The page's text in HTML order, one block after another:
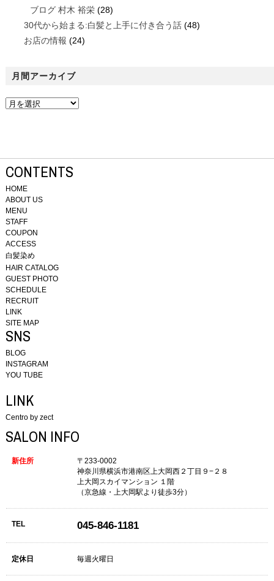
ブログ 村木 裕栄(28)
30代から始まる:白髪と上手に付き合う話(48)
お店の情報 (24)
月間アーカイブ
CONTENTS
HOME
ABOUT US
MENU
STAFF
COUPON
ACCESS
白髪染め
HAIR CATALOG
GUEST PHOTO
SCHEDULE
RECRUIT
LINK
SITE MAP
SNS
BLOG
INSTAGRAM
YOU TUBE
LINK
Centro by zect
SALON INFO
新住所
〒233-0002
神奈川県横浜市港南区上大岡西２丁目９−２８
上大岡スカイマンション １階
（京急線・上大岡駅より徒歩3分）
TEL 045-846-1181
定休日 毎週火曜日